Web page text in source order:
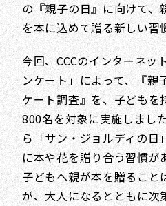
の『親子の日』に向けて、
を本に込めて贈る新しい習
今回、CCCのインターネッ
ンケート」によって、『親
ケート調査』を、子ども
800名を対象に実施しまし
ら「サン・ジョルディの日
に本や花を贈り合う習慣
子どもへ親が本を贈ること
が、大人になるとともに次